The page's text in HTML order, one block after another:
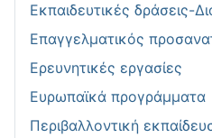
Εκπαιδευτικές δράσεις-
Επαγγελματικός
Ερευνητικές εργασίες
Ευρωπαϊκά προγράμματα
Περιβαλλοντική